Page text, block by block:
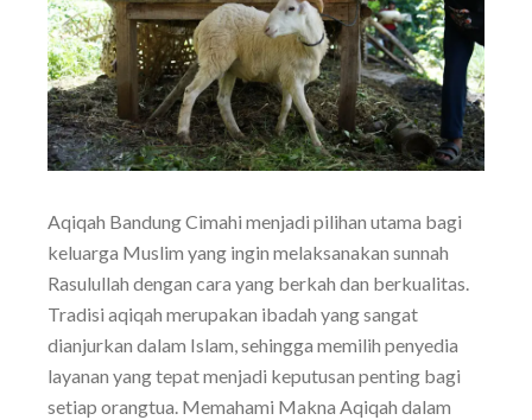
Aqiqah Bandung Cimahi menjadi pilihan utama bagi
keluarga Muslim yang ingin melaksanakan sunnah
Rasulullah dengan cara yang berkah dan berkualitas.
Tradisi aqiqah merupakan ibadah yang sangat
dianjurkan dalam Islam, sehingga memilih penyedia
layanan yang tepat menjadi keputusan penting bagi
setiap orangtua. Memahami Makna Aqiqah dalam